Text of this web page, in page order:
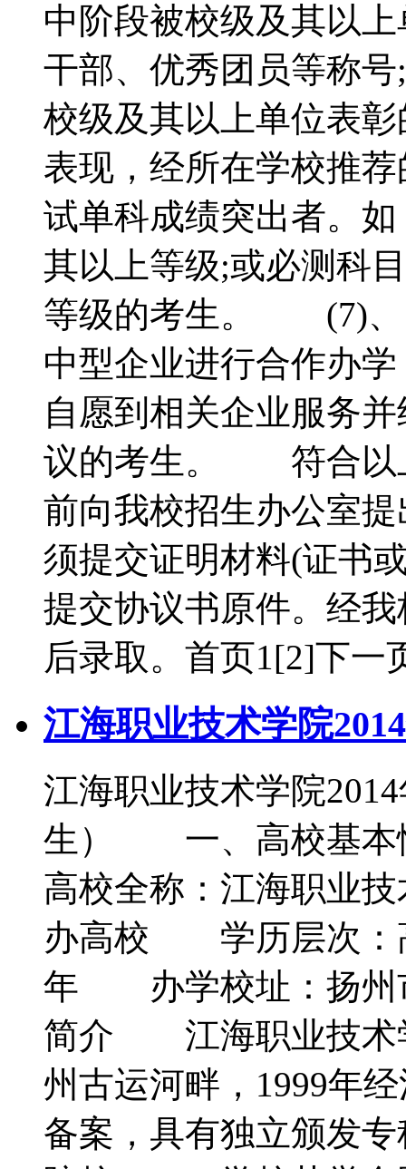
中阶段被校级及其以
干部、优秀团员等称
校级及其以上单位表
表现，经所在学校推
试单科成绩突出者。
其以上等级;或必测科
等级的考生。 (7)、
中型企业进行合作办
自愿到相关企业服务
议的考生。 符合以
前向我校招生办公室
须提交证明材料(证书
提交协议书原件。经
后录取。首页1[2]下一
江海职业技术学院
江海职业技术学院
生） 一、高校基
高校全称：江海职业
办高校 学历层次：
年 办学校址：扬州
简介 江海职业技术
州古运河畔，1999年
备案，具有独立颁发